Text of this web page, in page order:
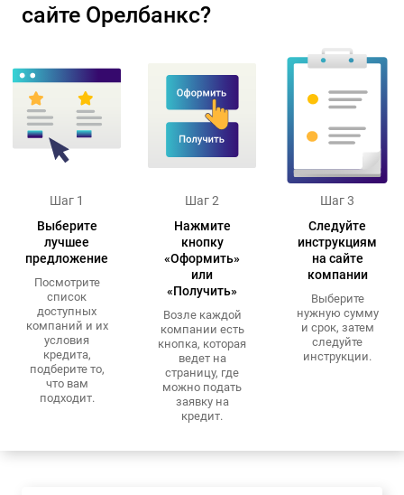
сайте Орелбанкс?
Шаг 1
Выберите
лучшее
предложение
Посмотрите
список
доступных
компаний и их
условия
кредита,
подберите то,
что вам
подходит.
Шаг 2
Нажмите
кнопку
«Оформить»
или
«Получить»
Возле каждой
компании есть
кнопка, которая
ведет на
страницу, где
можно подать
заявку на
кредит.
Шаг 3
Следуйте
инструкциям
на сайте
компании
Выберите
нужную сумму
и срок, затем
следуйте
инструкции.